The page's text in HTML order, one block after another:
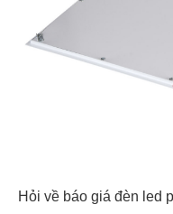
Hỏi về báo giá đèn led